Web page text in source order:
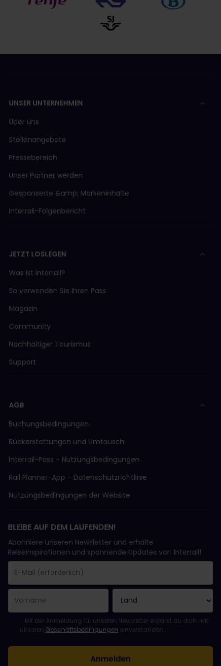
UNSER UNTERNEHMEN
Über uns
Stellenangebote
Pressebereich
Unser Partner werden
Gesponserte &amp; Markeninhalte
Interrail-Folgenbericht
JETZT LOSLEGEN
Was ist Interrail?
So verwenden Sie Ihren Pass
Magazin
Community
Nachhaltiger Tourismus
Support
AGB
Buchungsbedingungen
Rückerstattungen und Umtausch
Interrail-Pass - Nutzungsbedingungen
Rail Planner-App – Datenschutzrichtlinie
Nutzungsbedingungen der Website
BLEIBE AUF DEM LAUFENDEN!
Abonniere unseren Newsletter und erhalte
Reiseinspirationen und spannende Updates von Interrail!
Das Feld „E-Mail-Adresse“ ist ein Pflichtfeld!
Diese E-Mail-Adresse ist ungültig!
Beim Abonnieren des Newsletters ist ein Fehler aufgetreten.
Du hast diesen Newsletter bereits abonniert!
Bitte stimme den Allgemeinen Geschäftsbedingungen zu, um
Mit der Anmeldung für unseren Newsletter erklärst du dich mit
unseren Geschäftsbedingungen einverstanden.